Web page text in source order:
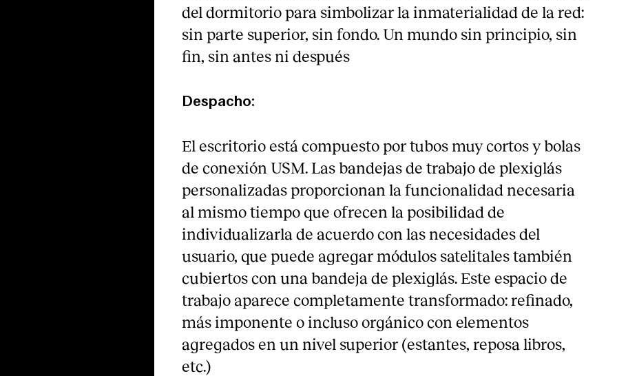
del dormitorio para simbolizar la inmaterialidad de la red:
sin parte superior, sin fondo. Un mundo sin principio, sin
fin, sin antes ni después
Despacho:
El escritorio está compuesto por tubos muy cortos y bolas
de conexión USM. Las bandejas de trabajo de plexiglás
personalizadas proporcionan la funcionalidad necesaria
al mismo tiempo que ofrecen la posibilidad de
individualizarla de acuerdo con las necesidades del
usuario, que puede agregar módulos satelitales también
cubiertos con una bandeja de plexiglás. Este espacio de
trabajo aparece completamente transformado: refinado,
más imponente o incluso orgánico con elementos
agregados en un nivel superior (estantes, reposa libros,
etc.)